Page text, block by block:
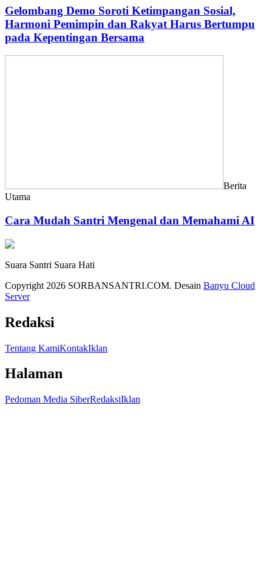
Gelombang Demo Soroti Ketimpangan Sosial,
Harmoni Pemimpin dan Rakyat Harus Bertumpu
pada Kepentingan Bersama
Berita
Utama
Cara Mudah Santri Mengenal dan Memahami AI
Suara Santri Suara Hati
Copyright 2026 SORBANSANTRI.COM. Desain Banyu Cloud
Server
Redaksi
Tentang KamiKontakIklan
Halaman
Pedoman Media SiberRedaksiIklan